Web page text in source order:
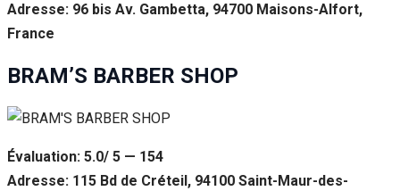
Adresse: 96 bis Av. Gambetta, 94700 Maisons-Alfort,
France
BRAM’S BARBER SHOP
Évaluation: 5.0/ 5 — 154
Adresse: 115 Bd de Créteil, 94100 Saint-Maur-des-